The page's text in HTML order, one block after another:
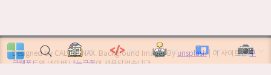
Designed by CALVINSNAX. Background Images Byunsplash| 이 사이트는구
글웹폰트와 네이버나눔글꼴이 사용되었습니다.